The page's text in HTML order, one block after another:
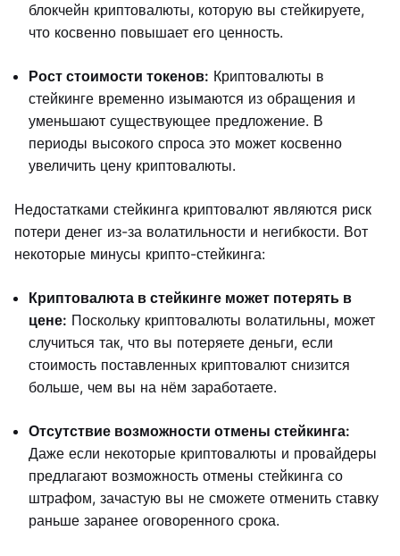
блокчейн криптовалюты, которую вы стейкируете,
что косвенно повышает его ценность.
Рост стоимости токенов: Криптовалюты в
стейкинге временно изымаются из обращения и
уменьшают существующее предложение. В
периоды высокого спроса это может косвенно
увеличить цену криптовалюты.
Недостатками стейкинга криптовалют являются риск
потери денег из-за волатильности и негибкости. Вот
некоторые минусы крипто-стейкинга:
Криптовалюта в стейкинге может потерять в
цене: Поскольку криптовалюты волатильны, может
случиться так, что вы потеряете деньги, если
стоимость поставленных криптовалют снизится
больше, чем вы на нём заработаете.
Отсутствие возможности отмены стейкинга:
Даже если некоторые криптовалюты и провайдеры
предлагают возможность отмены стейкинга со
штрафом, зачастую вы не сможете отменить ставку
раньше заранее оговоренного срока.